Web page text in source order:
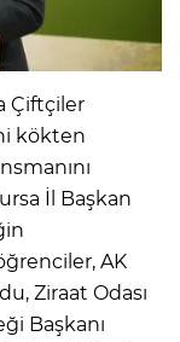
Çiftçiler
kökten
İl Başkan
AK
Ziraat Odası
Başkanı